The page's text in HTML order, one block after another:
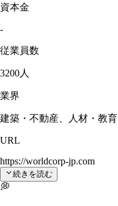
資本金
-
従業員数
3200人
業界
建築・不動産、人材・教育
URL
https://worldcorp-jp.com
続きを読む
💭